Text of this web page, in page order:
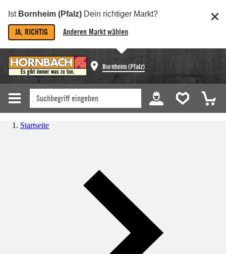
Ist Bornheim (Pfalz) Dein richtiger Markt?
JA, RICHTIG Anderen Markt wählen
Bornheim (Pfalz)
Startseite